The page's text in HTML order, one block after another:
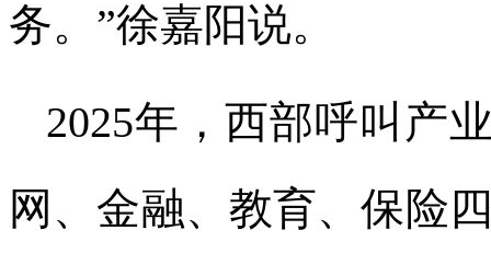
务。”徐嘉阳说。
2025年，西部呼叫产
网、金融、教育、保险